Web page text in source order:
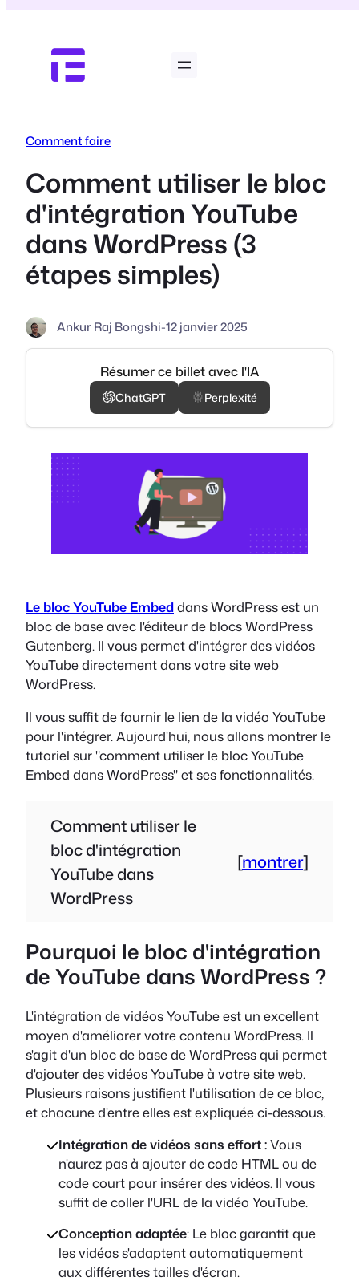
contenu
Comment faire
Comment utiliser le bloc
d'intégration YouTube
dans WordPress (3
étapes simples)
Ankur Raj Bongshi-12 janvier 2025
Résumer ce billet avec l'IA
ChatGPT Perplexité
Le bloc YouTube Embeddans WordPress est un
bloc de base avec l'éditeur de blocs WordPress
Gutenberg. Il vous permet d'intégrer des vidéos
YouTube directement dans votre site web
WordPress.
Il vous suffit de fournir le lien de la vidéo YouTube
pour l'intégrer. Aujourd'hui, nous allons montrer le
tutoriel sur "comment utiliser le bloc YouTube
Embed dans WordPress" et ses fonctionnalités.
Comment utiliser le
bloc d'intégration
YouTube dans
WordPress
[montrer]
Pourquoi le bloc d'intégration
de YouTube dans WordPress ?
L'intégration de vidéos YouTube est un excellent
moyen d'améliorer votre contenu WordPress. Il
s'agit d'un bloc de base de WordPress qui permet
d'ajouter des vidéos YouTube à votre site web.
Plusieurs raisons justifient l'utilisation de ce bloc,
et chacune d'entre elles est expliquée ci-dessous.
Intégration de vidéos sans effort :Vous
n'aurez pas à ajouter de code HTML ou de
code court pour insérer des vidéos. Il vous
suffit de coller l'URL de la vidéo YouTube.
Conception adaptée: Le bloc garantit que
les vidéos s'adaptent automatiquement
aux différentes tailles d'écran.